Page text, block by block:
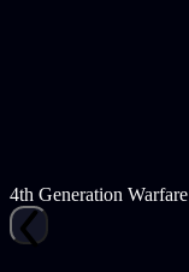
4th Generation Warfare